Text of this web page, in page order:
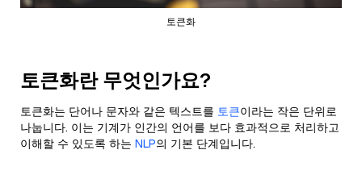
토큰화
토큰화란 무엇인가요?
토큰화는 단어나 문자와 같은 텍스트를 토큰이라는 작은 단위로
나눕니다. 이는 기계가 인간의 언어를 보다 효과적으로 처리하고
이해할 수 있도록 하는 NLP의 기본 단계입니다.